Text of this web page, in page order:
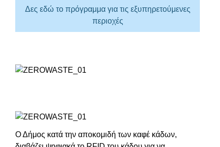
Δες εδώ το πρόγραμμα για τις εξυπηρετούμενες
περιοχές
Ο Δήμος κατά την αποκομιδή των καφέ κάδων,